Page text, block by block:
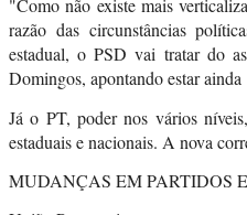
"Como não existe mais
razão das circunstâncias
estadual, o PSD vai tratar do
Domingos, apontando estar
Já o PT, poder nos vários
estaduais e nacionais. A nova
MUDANÇAS EM PARTIDOS